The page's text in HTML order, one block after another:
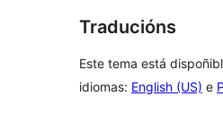
Traducións
Este tema está
idiomas: English (US) e